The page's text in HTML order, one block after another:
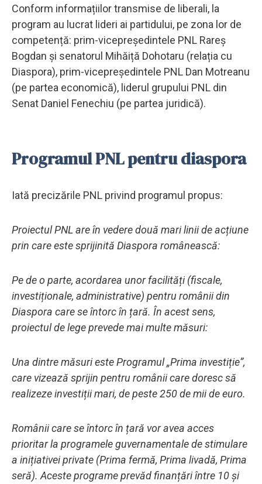
Conform informațiilor transmise de liberali, la
program au lucrat lideri ai partidului, pe zona lor de
competență: prim-vicepreședintele PNL Rareș
Bogdan și senatorul Mihăiță Dohotaru (relația cu
Diaspora), prim-vicepreședintele PNL Dan Motreanu
(pe partea economică), liderul grupului PNL din
Senat Daniel Fenechiu (pe partea juridică).
Programul PNL pentru diaspora
Iată precizările PNL privind programul propus:
Proiectul PNL are în vedere două mari linii de acțiune
prin care este sprijinită Diaspora românească:
Pe de o parte, acordarea unor facilități (fiscale,
investiționale, administrative) pentru românii din
Diaspora care se întorc în țară. În acest sens,
proiectul de lege prevede mai multe măsuri:
Una dintre măsuri este Programul „Prima investiție”,
care vizează sprijin pentru românii care doresc să
realizeze investiții mari, de peste 250 de mii de euro.
Românii care se întorc în țară vor avea acces
prioritar la programele guvernamentale de stimulare
a inițiativei private (Prima fermă, Prima livadă, Prima
seră). Aceste programe prevăd finanțări între 10 și